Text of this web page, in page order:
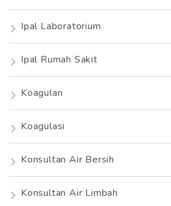
Ipal Laboratorium
Ipal Rumah Sakit
Koagulan
Koagulasi
Konsultan Air Bersih
Konsultan Air Limbah